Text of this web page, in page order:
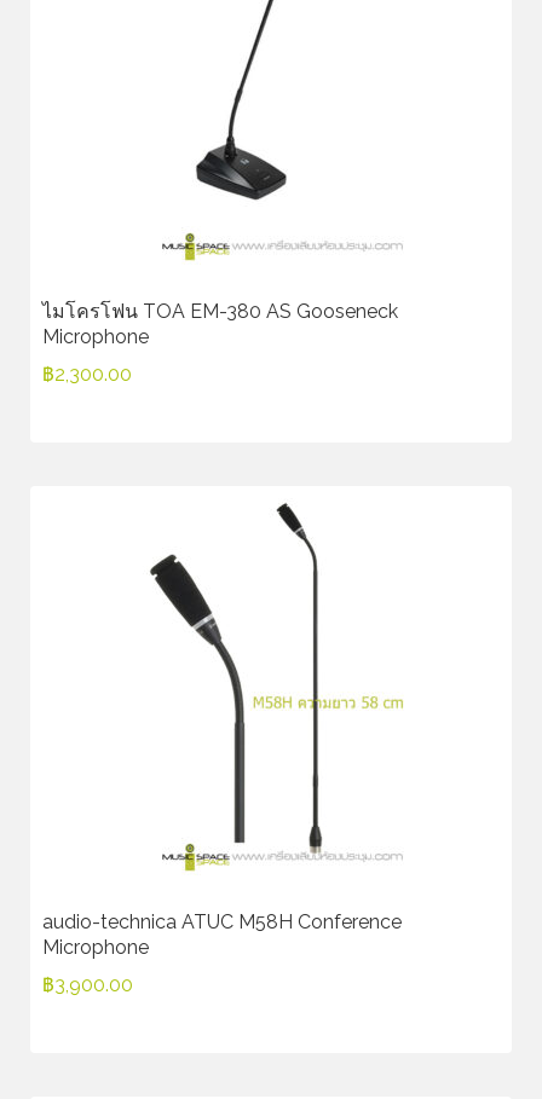
ไมโครโฟน TOA EM-380 AS Gooseneck
Microphone
฿2,300.00
audio-technica ATUC M58H Conference
Microphone
฿3,900.00